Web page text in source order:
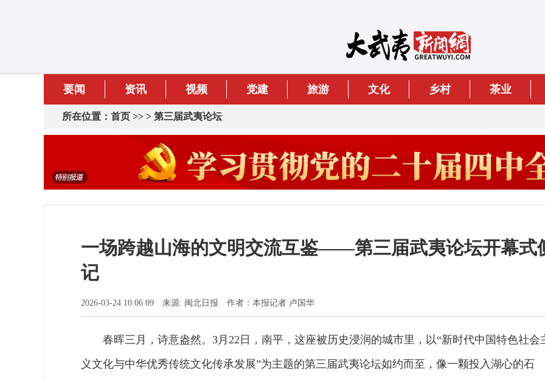
要闻 资讯 视频 党建 旅游 文化 乡村 茶业
所在位置： 首页 >> > 第三届武夷论坛
一场跨越山海的文明交流互鉴——第三届武夷论坛开幕式
记
2026-03-24 10:06:09 来源: 闽北日报 作者：本报记者 卢国华
春晖三月，诗意盎然。3月22日，南平，这座被历史浸润的城市里，以“新时代中国特色社会
义文化与中华优秀传统文化传承发展”为主题的第三届武夷论坛如约而至，像一颗投入湖心的石